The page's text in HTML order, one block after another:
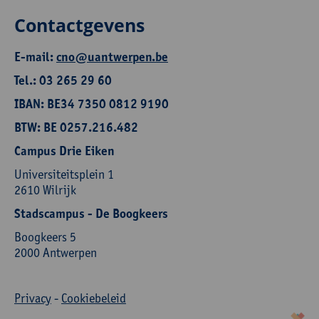
Contactgevens
E-mail:cno@uantwerpen.be
Tel.: 03 265 29 60
IBAN: BE34 7350 0812 9190
BTW: BE 0257.216.482
Campus Drie Eiken
Universiteitsplein 1
2610 Wilrijk
Stadscampus - De Boogkeers
Boogkeers 5
2000 Antwerpen
Privacy- Cookiebeleid